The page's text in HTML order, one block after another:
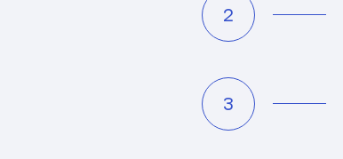
2
3